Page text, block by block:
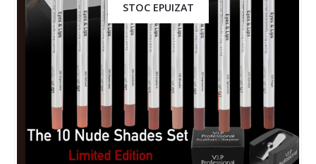
STOC EPUIZAT